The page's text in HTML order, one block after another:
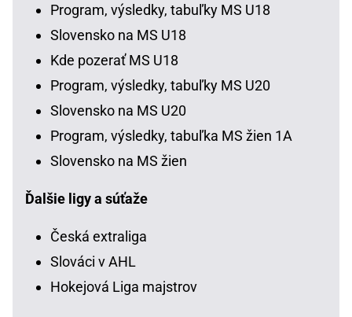
Program, výsledky, tabuľky MS U18
Slovensko na MS U18
Kde pozerať MS U18
Program, výsledky, tabuľky MS U20
Slovensko na MS U20
Program, výsledky, tabuľka MS žien 1A
Slovensko na MS žien
Ďalšie ligy a súťaže
Česká extraliga
Slováci v AHL
Hokejová Liga majstrov